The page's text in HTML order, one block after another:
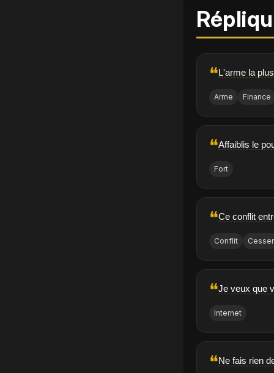
❝L'arme la
Arme Finance
❝Affaiblis le
Fort
❝Ce conflit
Conflit Cesser
❝Je veux que
Internet
❝Ne fais rien